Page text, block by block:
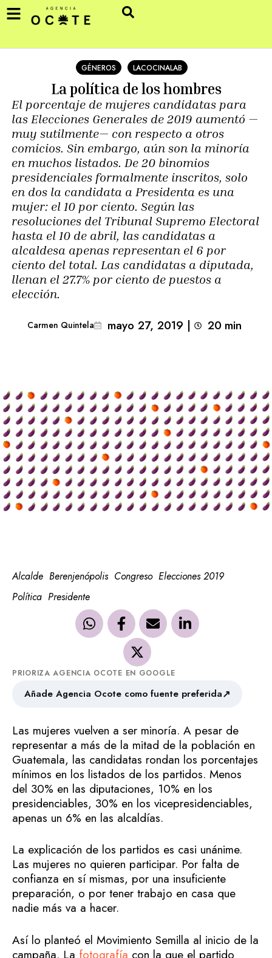
GÉNEROS LACOCINALAB
La política de los hombres
El porcentaje de mujeres candidatas para
las Elecciones Generales de 2019 aumentó —
muy sutilmente— con respecto a otros
comicios. Sin embargo, aún son la minoría
en muchos listados. De 20 binomios
presidenciales formalmente inscritos, solo
en dos la candidata a Presidenta es una
mujer: el 10 por ciento. Según las
resoluciones del Tribunal Supremo Electoral
hasta el 10 de abril, las candidatas a
alcaldesa apenas representan el 6 por
ciento del total. Las candidatas a diputada,
llenan el 27.7% por ciento de puestos a
elección.
Carmen Quintela mayo 27, 2019 | 20 min
Alcalde Berenjenópolis Congreso Elecciones 2019
Política Presidente
PRIORIZA AGENCIA OCOTE EN GOOGLE
Añade Agencia Ocote como fuente preferida↗
Las mujeres vuelven a ser minoría. A pesar de
representar a más de la mitad de la población en
Guatemala, las candidatas rondan los porcentajes
mínimos en los listados de los partidos. Menos
del 30% en las diputaciones, 10% en los
presidenciables, 30% en los vicepresidenciables,
apenas un 6% en las alcaldías.
La explicación de los partidos es casi unánime.
Las mujeres no quieren participar. Por falta de
confianza en sí mismas, por una insuficiente
preparación, o por tener trabajo en casa que
nadie más va a hacer.
Así lo planteó el Movimiento Semilla al inicio de la
campaña. La fotografía con la que el partido